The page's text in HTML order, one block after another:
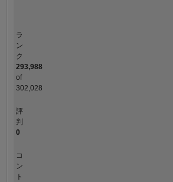
ラ
ン
ク
293,988
of
302,028
評
判
0
コ
ン
ト